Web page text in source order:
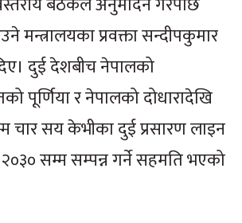
मन्त्रालयका प्रवक्ता सन्दीपकुमार
दुई देशबीच नेपालको
पूर्णिया र नेपालको दोधारादेखि
चार सय केभीका दुई प्रसारण लाइन
२०३० सम्म सम्पन्न गर्ने सहमति भएको